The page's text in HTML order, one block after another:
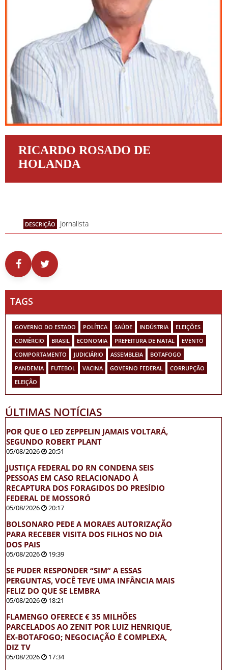
RICARDO ROSADO DE
HOLANDA
DESCRIÇÃO Jornalista
TAGS
GOVERNO DO ESTADO POLÍTICA SAÚDE INDÚSTRIA
ELEIÇÕES
COMÉRCIO
BRASIL ECONOMIA PREFEITURA DE NATAL
EVENTO
COMPORTAMENTO
JUDICIÁRIO ASSEMBLEIA
BOTAFOGO
PANDEMIA
FUTEBOL VACINA GOVERNO FEDERAL
CORRUPÇÃO
ELEIÇÃO
ÚLTIMAS NOTÍCIAS
POR QUE O LED ZEPPELIN JAMAIS VOLTARÁ,
SEGUNDO ROBERT PLANT
05/08/2026 20:51
JUSTIÇA FEDERAL DO RN CONDENA SEIS
PESSOAS EM CASO RELACIONADO À
RECAPTURA DOS FORAGIDOS DO PRESÍDIO
FEDERAL DE MOSSORÓ
05/08/2026 20:17
BOLSONARO PEDE A MORAES AUTORIZAÇÃO
PARA RECEBER VISITA DOS FILHOS NO DIA
DOS PAIS
05/08/2026 19:39
SE PUDER RESPONDER “SIM” A ESSAS
PERGUNTAS, VOCÊ TEVE UMA INFÂNCIA MAIS
FELIZ DO QUE SE LEMBRA
05/08/2026 18:21
FLAMENGO OFERECE € 35 MILHÕES
PARCELADOS AO ZENIT POR LUIZ HENRIQUE,
EX-BOTAFOGO; NEGOCIAÇÃO É COMPLEXA,
DIZ TV
05/08/2026 17:34